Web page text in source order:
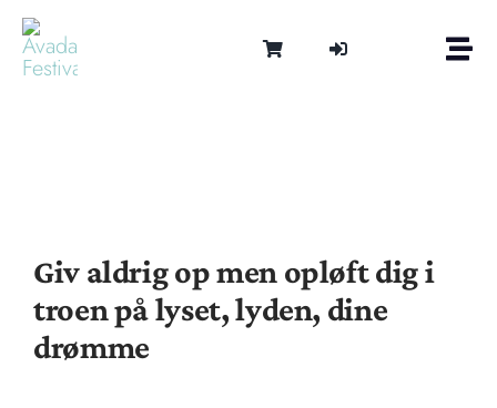
Skip
content
Giv aldrig op men opløft dig i
troen på lyset, lyden, dine
drømme